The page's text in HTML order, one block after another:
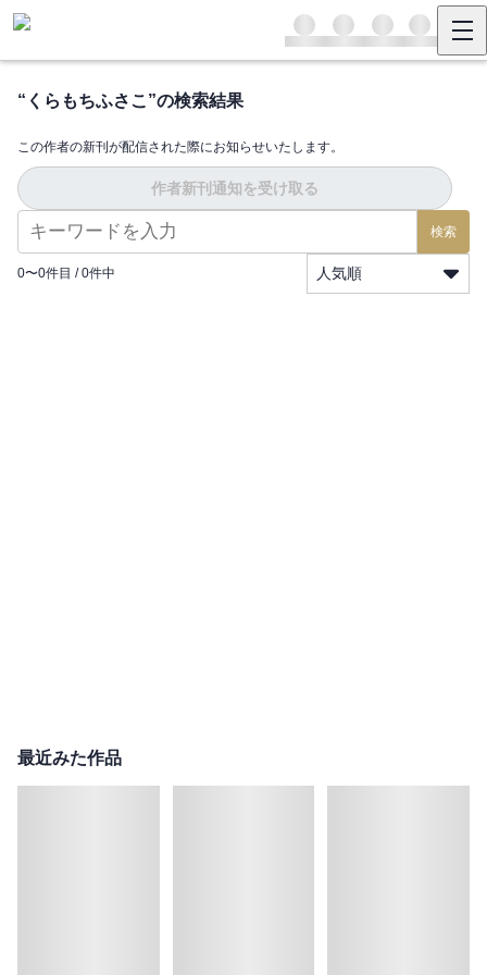
“ くらもちふさこ ”の検索結果
この作者の新刊が配信された際にお知らせいたします。
作者新刊通知を受け取る
検索
0〜0件目 / 0件中 人気順
最近みた作品